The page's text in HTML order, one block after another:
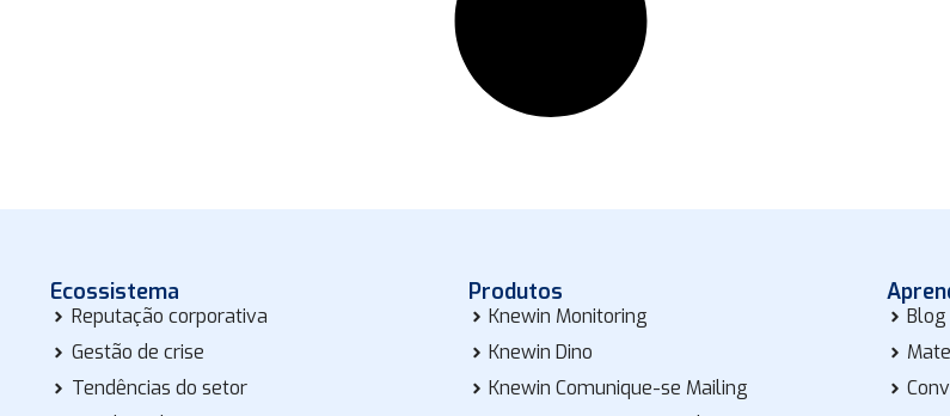
Ecossistema
Reputação corporativa
Gestão de crise
Tendências do setor
Produtos
Knewin Monitoring
Knewin Dino
Knewin Comunique-se Mailing
Blog